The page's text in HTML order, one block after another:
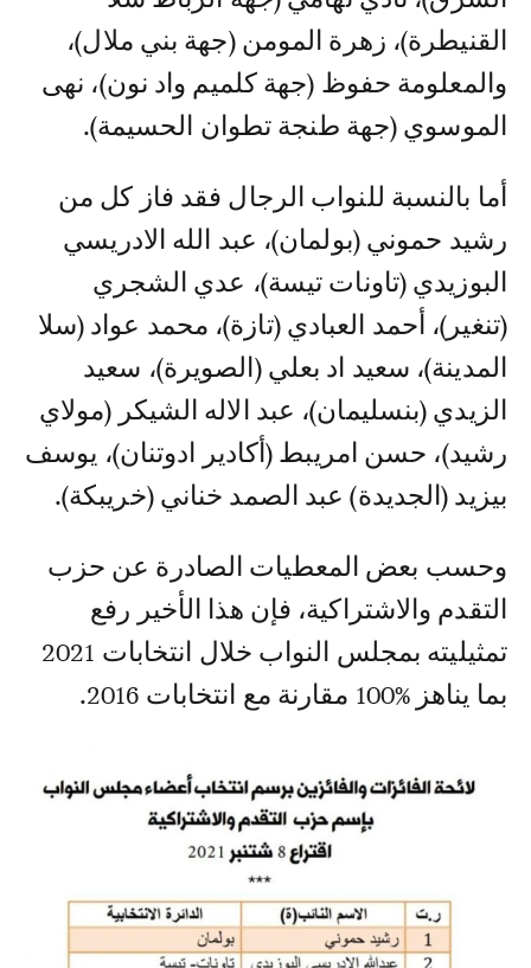
القنيطرة)، زهرة المومن (جهة بني ملال)،
والمعلومة حفوظ (جهة كلميم واد نون)، نهى
الموسوي (جهة طنجة تطوان الحسيمة).
أما بالنسبة للنواب الرجال فقد فاز كل من
رشيد حموني (بولمان)، عبد الله الادريسي
البوزيدي (تاونات تيسة)، عدي الشجري
(تنغير)، أحمد العبادي (تازة)، محمد عواد (سلا
المدينة)، سعيد اد بعلي (الصويرة)، سعيد
الزيدي (بنسليمان)، عبد الاله الشيكر (مولاي
رشيد)، حسن امريبط (أكادير ادوتنان)، يوسف
بيزيد (الجديدة) عبد الصمد خناني (خريبكة).
وحسب بعض المعطيات الصادرة عن حزب
التقدم والاشتراكية، فإن هذا الأخير رفع
تمثيليته بمجلس النواب خلال انتخابات 2021
بما يناهز %100 مقارنة مع انتخابات 2016.